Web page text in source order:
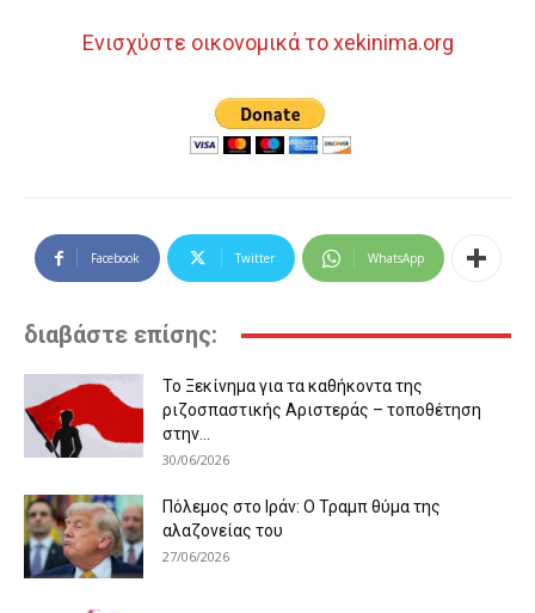
Ενισχύστε οικονομικά το xekinima.org
Facebook Twitter WhatsApp
διαβάστε επίσης:
Το Ξεκίνημα για τα καθήκοντα της
ριζοσπαστικής Αριστεράς – τοποθέτηση
στην...
30/06/2026
Πόλεμος στο Ιράν: Ο Τραμπ θύμα της
αλαζονείας του
27/06/2026